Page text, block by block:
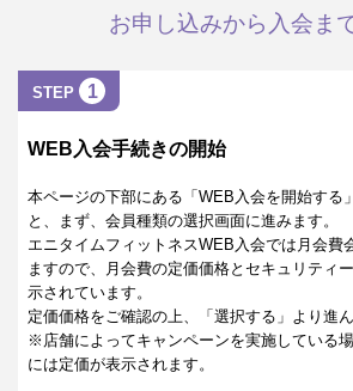
お申し込みから入会ま
STEP 1
WEB入会手続きの開始
本ページの下部にある「WEB入会を開始する
と、まず、会員種類の選択画面に進みます。
エニタイムフィットネスWEB入会では月会費
ますので、月会費の定価価格とセキュリティ
示されています。
定価価格をご確認の上、「選択する」より進ん
※店舗によってキャンペーンを実施している
には定価が表示されます。